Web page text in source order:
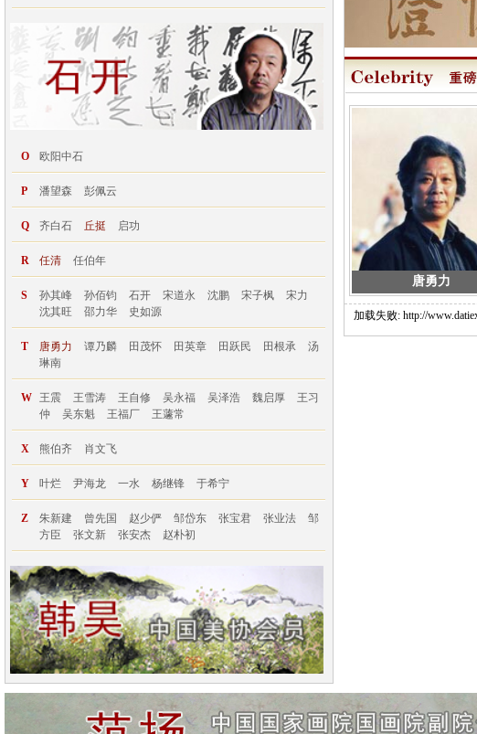
O 欧阳中石
P 潘望森 彭佩云
Q 齐白石 丘挺 启功
R 任清 任伯年
S 孙其峰 孙佰钧 石开 宋道永 沈鹏 宋子枫
宋力
沈其旺
邵力华 史如源
T 唐勇力 谭乃麟 田茂怀 田英章 田跃民 田根承
汤
琳南
W 王震 王雪涛 王自修 吴永福 吴泽浩 魏启厚
王习
仲
吴东魁 王福厂 王蘧常
X 熊伯齐 肖文飞
Y 叶烂 尹海龙 一水 杨继锋 于希宁
Z 朱新建 曾先国 赵少俨 邹岱东 张宝君 张业法
邹
方臣
张文新 张安杰 赵朴初
唐勇力
加载失败: http://